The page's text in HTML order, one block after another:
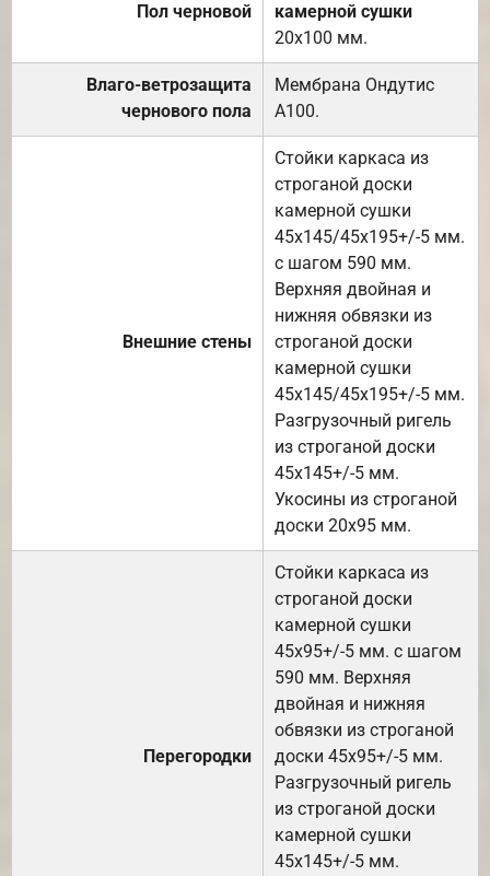
Пол черновой
камерной сушки
20х100 мм.
Влаго-ветрозащита
чернового пола
Мембрана Ондутис
А100.
Внешние стены
Стойки каркаса из
строганой доски
камерной сушки
45х145/45х195+/-5 мм.
с шагом 590 мм.
Верхняя двойная и
нижняя обвязки из
строганой доски
камерной сушки
45х145/45х195+/-5 мм.
Разгрузочный ригель
из строганой доски
45х145+/-5 мм.
Укосины из строганой
доски 20х95 мм.
Перегородки
Стойки каркаса из
строганой доски
камерной сушки
45х95+/-5 мм. с шагом
590 мм. Верхняя
двойная и нижняя
обвязки из строганой
доски 45х95+/-5 мм.
Разгрузочный ригель
из строганой доски
камерной сушки
45х145+/-5 мм.